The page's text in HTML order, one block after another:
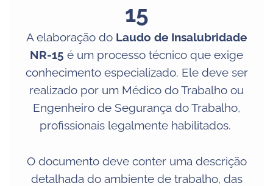
15
A elaboração do Laudo de Insalubridade
NR-15 é um processo técnico que exige
conhecimento especializado. Ele deve ser
realizado por um Médico do Trabalho ou
Engenheiro de Segurança do Trabalho,
profissionais legalmente habilitados.
O documento deve conter uma descrição
detalhada do ambiente de trabalho, das